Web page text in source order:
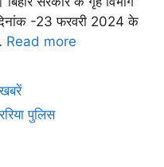
-23 फरवरी 2024 के
Read more
पुलिस